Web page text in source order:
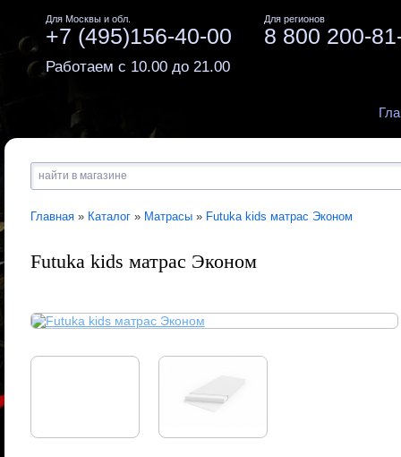
Для Москвы и обл.
+7 (495)156-40-00
Для регионов
8 800 200-
Работаем с 10.00 до 21.00
Главная» Каталог» Матрасы» Futuka kids матрас Эконом
Futuka kids матрас Эконом